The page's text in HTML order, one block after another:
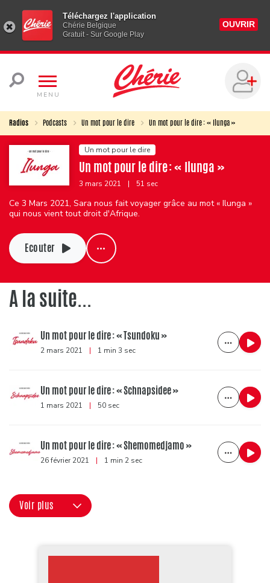
Téléchargez l'application
Chérie Belgique
Gratuit - Sur Google Play
OUVRIR
MENU
Radios Podcasts Un mot pour le dire Un mot pour le dire : « Ilunga »
Un mot pour le dire
Un mot pour le dire : « Ilunga »
3 mars 2021 | 51 sec
Ce 3 Mars 2021, Sara nous fait voyager grâce au mot « Ilunga »
qui nous vient tout droit d'Afrique.
Ecouter
A la suite...
Un mot pour le dire : « Tsundoku »
2 mars 2021 | 1 min 3 sec
Un mot pour le dire : « Schnapsidee »
1 mars 2021 | 50 sec
Un mot pour le dire : « Shemomedjamo »
26 février 2021 | 1 min 2 sec
Voir plus